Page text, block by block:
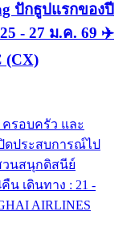
ปักธูปแรกของปี
- 27 ม.ค. 69 ✈️
(CX)